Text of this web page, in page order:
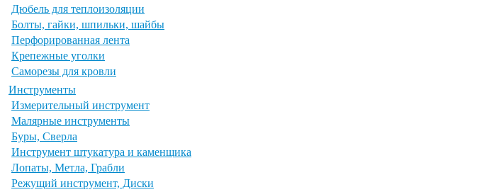
Дюбель для теплоизоляции
Болты, гайки, шпильки, шайбы
Перфорированная лента
Крепежные уголки
Саморезы для кровли
Инструменты
Измерительный инструмент
Малярные инструменты
Буры, Сверла
Инструмент штукатура и каменщика
Лопаты, Метла, Грабли
Режущий инструмент, Диски